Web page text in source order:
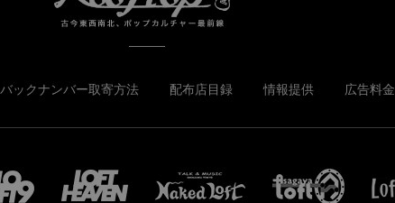
バックナンバー取寄方法 配布店目録 情報提供 広告料金